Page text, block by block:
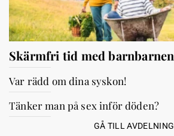
Skärmfri tid med barnbarnen
Var rädd om dina syskon!
Tänker man på sex inför döden?
GÅ TILL AVDELNING